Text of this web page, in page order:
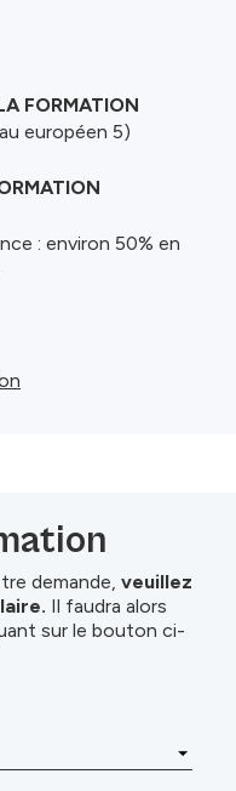
FORMATION
européen 5)
: environ 50% en
demande, veuillez
Il faudra alors
sur le bouton ci-